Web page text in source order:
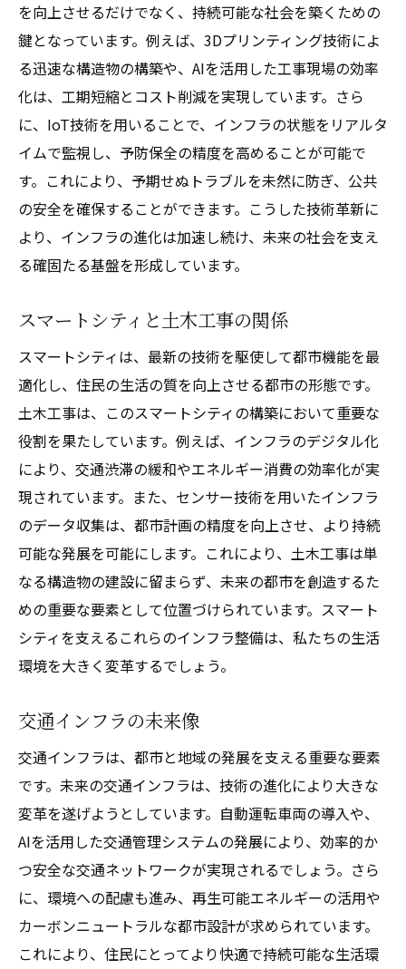
を向上させるだけでなく、持続可能な社会を築くための
鍵となっています。例えば、3Dプリンティング技術によ
る迅速な構造物の構築や、AIを活用した工事現場の効率
化は、工期短縮とコスト削減を実現しています。さら
に、IoT技術を用いることで、インフラの状態をリアルタ
イムで監視し、予防保全の精度を高めることが可能で
す。これにより、予期せぬトラブルを未然に防ぎ、公共
の安全を確保することができます。こうした技術革新に
より、インフラの進化は加速し続け、未来の社会を支え
る確固たる基盤を形成しています。
スマートシティと土木工事の関係
スマートシティは、最新の技術を駆使して都市機能を最
適化し、住民の生活の質を向上させる都市の形態です。
土木工事は、このスマートシティの構築において重要な
役割を果たしています。例えば、インフラのデジタル化
により、交通渋滞の緩和やエネルギー消費の効率化が実
現されています。また、センサー技術を用いたインフラ
のデータ収集は、都市計画の精度を向上させ、より持続
可能な発展を可能にします。これにより、土木工事は単
なる構造物の建設に留まらず、未来の都市を創造するた
めの重要な要素として位置づけられています。スマート
シティを支えるこれらのインフラ整備は、私たちの生活
環境を大きく変革するでしょう。
交通インフラの未来像
交通インフラは、都市と地域の発展を支える重要な要素
です。未来の交通インフラは、技術の進化により大きな
変革を遂げようとしています。自動運転車両の導入や、
AIを活用した交通管理システムの発展により、効率的か
つ安全な交通ネットワークが実現されるでしょう。さら
に、環境への配慮も進み、再生可能エネルギーの活用や
カーボンニュートラルな都市設計が求められています。
これにより、住民にとってより快適で持続可能な生活環